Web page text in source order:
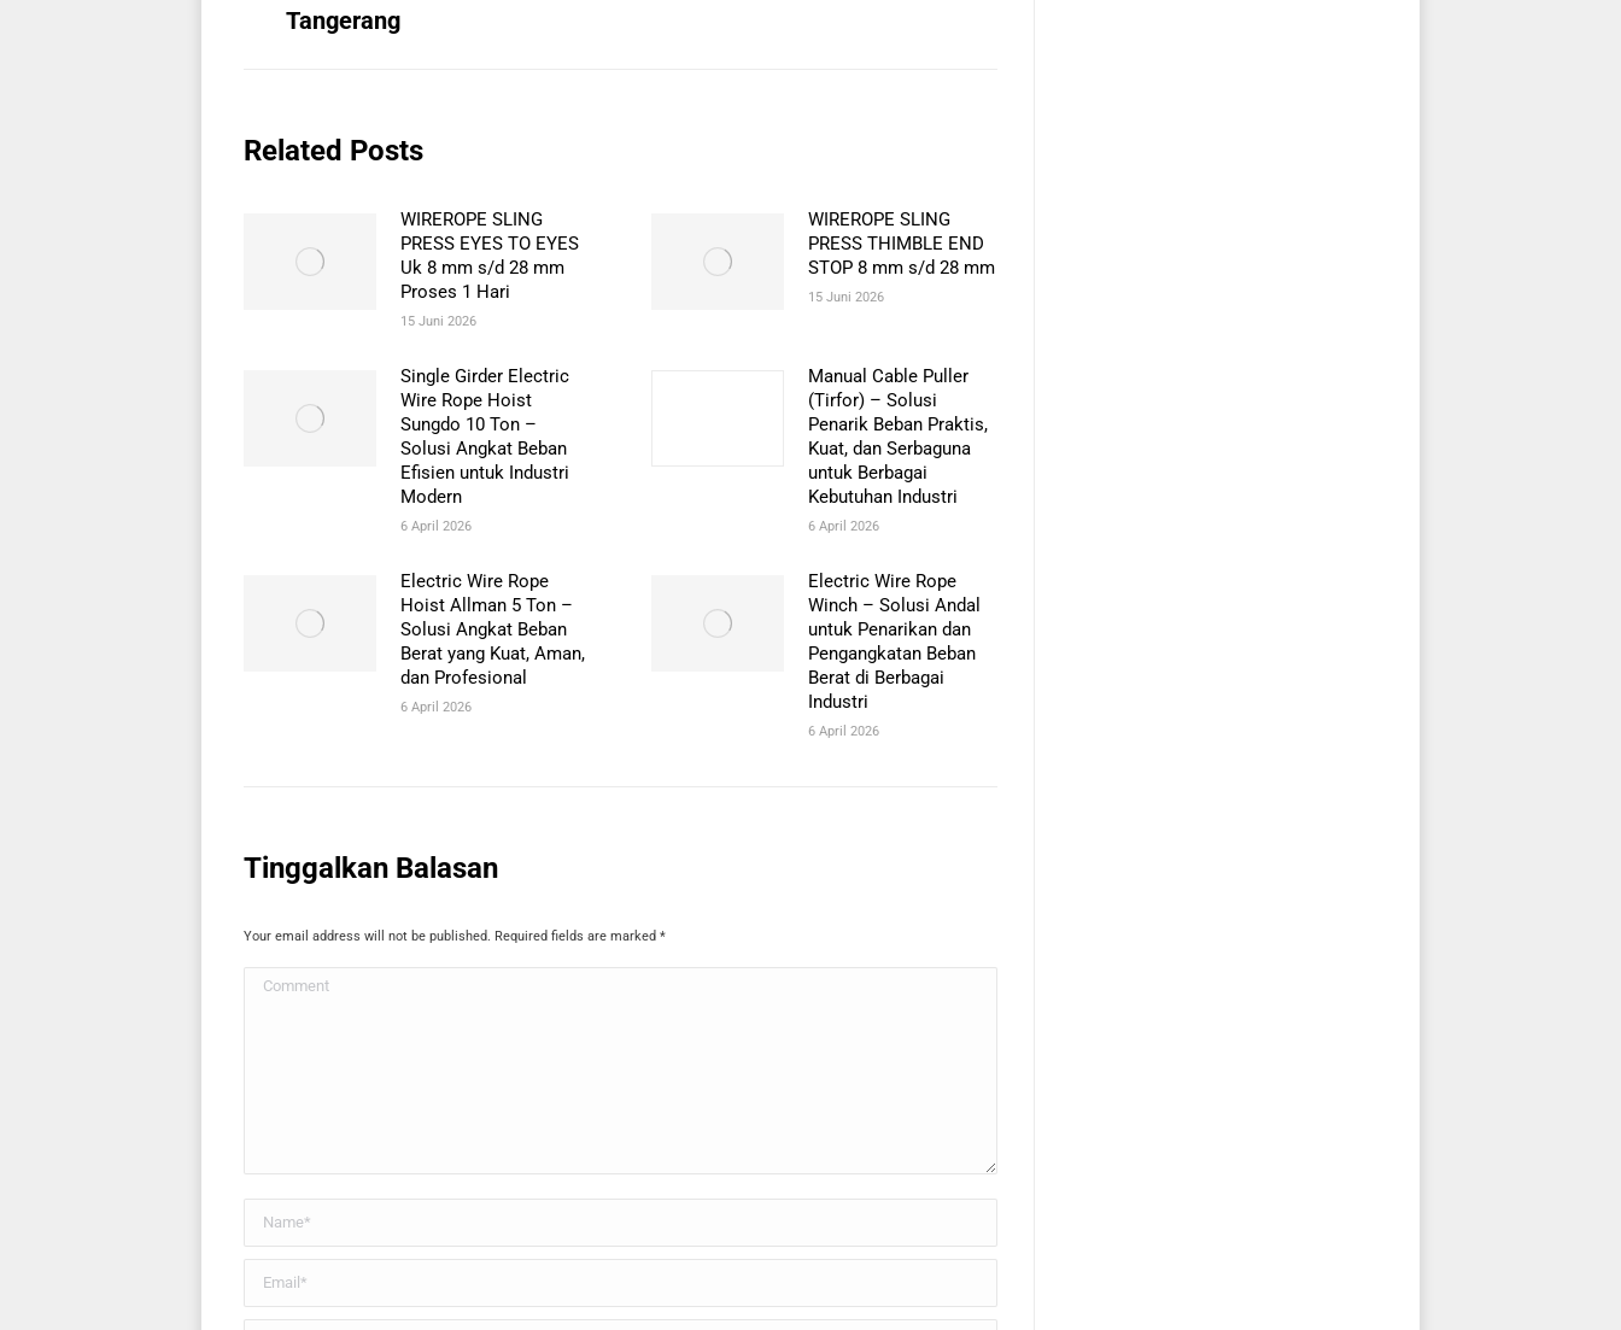
Tangerang
Related Posts
WIREROPE SLING
PRESS EYES TO EYES
Uk 8 mm s/d 28 mm
Proses 1 Hari
15 Juni 2026
WIREROPE SLING
PRESS THIMBLE END
STOP 8 mm s/d 28 mm
15 Juni 2026
Single Girder Electric
Wire Rope Hoist
Sungdo 10 Ton –
Solusi Angkat Beban
Efisien untuk Industri
Modern
6 April 2026
Manual Cable Puller
(Tirfor) – Solusi
Penarik Beban Praktis,
Kuat, dan Serbaguna
untuk Berbagai
Kebutuhan Industri
6 April 2026
Electric Wire Rope
Hoist Allman 5 Ton –
Solusi Angkat Beban
Berat yang Kuat, Aman,
dan Profesional
6 April 2026
Electric Wire Rope
Winch – Solusi Andal
untuk Penarikan dan
Pengangkatan Beban
Berat di Berbagai
Industri
6 April 2026
Tinggalkan Balasan
Your email address will not be published. Required fields are marked *
Comment